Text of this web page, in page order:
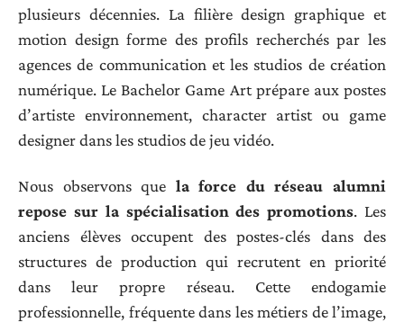
plusieurs décennies. La filière design graphique et
motion design forme des profils recherchés par les
agences de communication et les studios de création
numérique. Le Bachelor Game Art prépare aux postes
d’artiste environnement, character artist ou game
designer dans les studios de jeu vidéo.
Nous observons que la force du réseau alumni
repose sur la spécialisation des promotions. Les
anciens élèves occupent des postes-clés dans des
structures de production qui recrutent en priorité
dans leur propre réseau. Cette endogamie
professionnelle, fréquente dans les métiers de l’image,